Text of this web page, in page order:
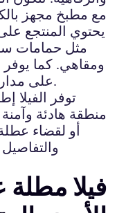
مع مطبخ مجهز
يحتوي المنتجع
مثل حمامات
ومقاهي. كما
على مدار الساعة لضمان راحة السكان.
توفر الفيلا
منطقة هادئة وآمنة
أو لقضاء
فيلا مطلة